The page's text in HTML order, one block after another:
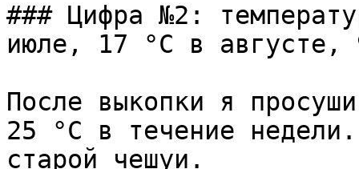
### Цифра №2:
июле, 17 °C в августе,
После выкопки я
25 °C в течение
старой чешуи.